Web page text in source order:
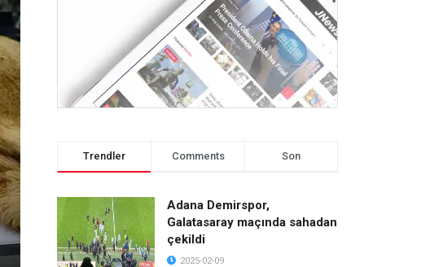
Trendler Comments Son
Adana Demirspor,
Galatasaray maçında sahadan
çekildi
2025-02-09